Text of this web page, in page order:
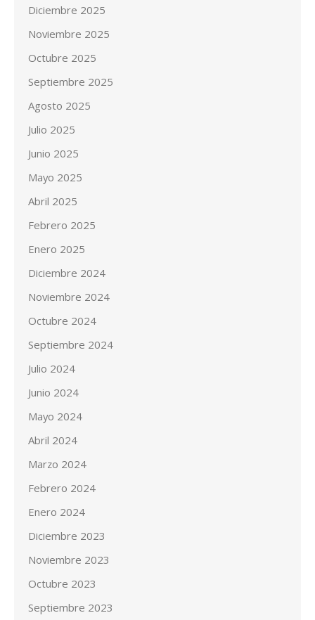
Diciembre 2025
Noviembre 2025
Octubre 2025
Septiembre 2025
Agosto 2025
Julio 2025
Junio 2025
Mayo 2025
Abril 2025
Febrero 2025
Enero 2025
Diciembre 2024
Noviembre 2024
Octubre 2024
Septiembre 2024
Julio 2024
Junio 2024
Mayo 2024
Abril 2024
Marzo 2024
Febrero 2024
Enero 2024
Diciembre 2023
Noviembre 2023
Octubre 2023
Septiembre 2023